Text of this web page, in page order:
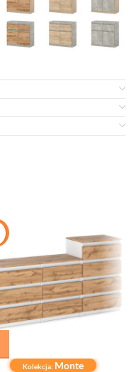
Kolekcja: Monte